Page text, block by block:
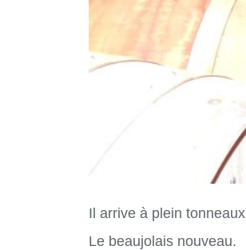
Il arrive à plein tonneaux
Le beaujolais nouveau.